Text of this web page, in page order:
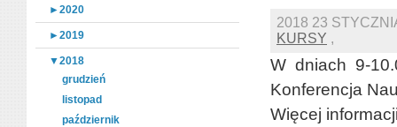
►2020
►2019
▼2018
grudzień
listopad
październik
2018 23
KURSY ,
W dniach 9-
Konferencja
Więcej